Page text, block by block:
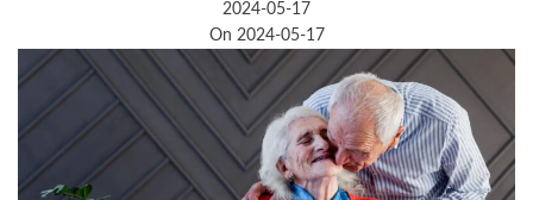
2024-05-17
On 2024-05-17